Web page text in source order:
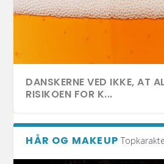
DANSKERNE VED IKKE, AT
RISIKOEN FOR K...
HÅR OG MAKEUP